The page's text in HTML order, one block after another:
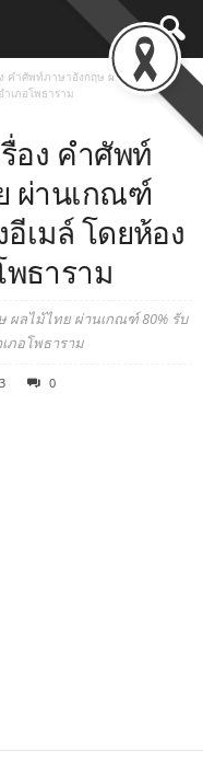
คำศัพท์ภาษาอังกฤษ ผลไม้ไทย ผ่าน
เภอโพธาราม
อง คำศัพท์
ผ่านเกณฑ์
เมล์ โดยห้อง
ธาราม
ผลไม้ไทย ผ่านเกณฑ์ 80% รับ
ภอโพธาราม
0